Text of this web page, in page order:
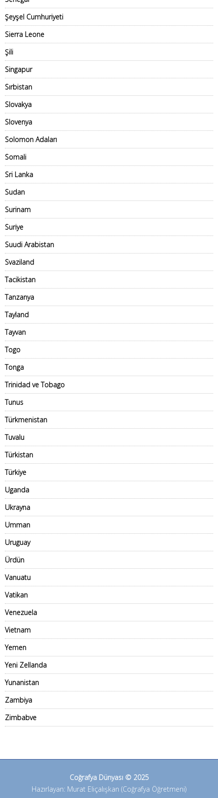
Şeyşel Cumhuriyeti
Sierra Leone
Şili
Singapur
Sırbistan
Slovakya
Slovenya
Solomon Adaları
Somali
Sri Lanka
Sudan
Surinam
Suriye
Suudi Arabistan
Svaziland
Tacikistan
Tanzanya
Tayland
Tayvan
Togo
Tonga
Trinidad ve Tobago
Tunus
Türkmenistan
Tuvalu
Türkistan
Türkiye
Uganda
Ukrayna
Umman
Uruguay
Ürdün
Vanuatu
Vatikan
Venezuela
Vietnam
Yemen
Yeni Zellanda
Yunanistan
Zambiya
Zimbabve
Coğrafya Dünyası © 2025
Hazırlayan: Murat Eliçalışkan (Coğrafya Öğretmeni)